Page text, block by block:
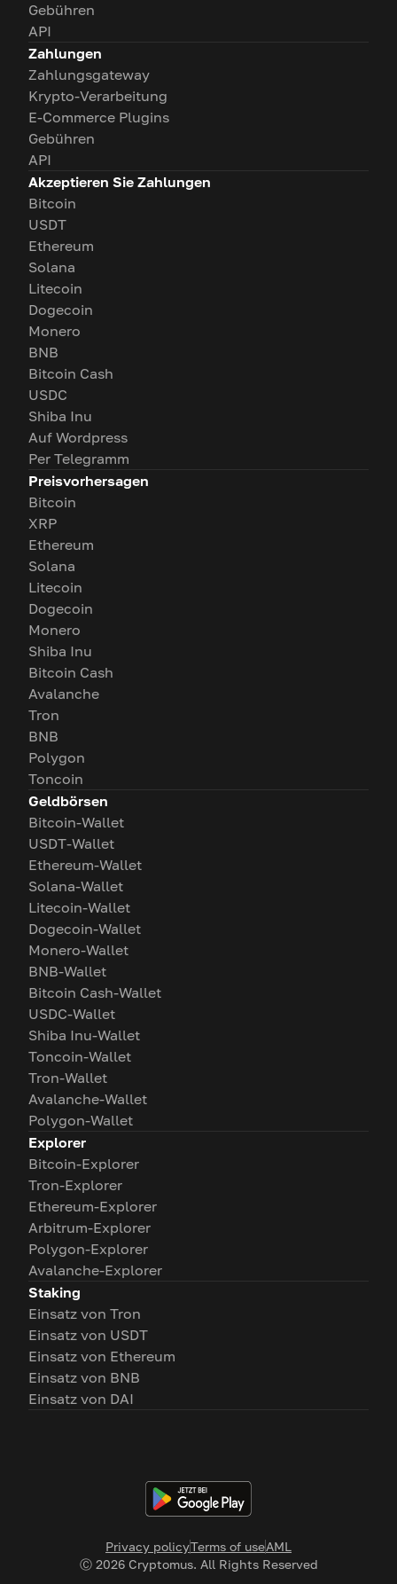
Privacy policyTerms of useAML
Ⓒ 2026Cryptomus. All Rights Reserved
Gebühren
API
Zahlungen
Zahlungsgateway
Krypto-Verarbeitung
E-Commerce Plugins
Gebühren
API
Akzeptieren Sie Zahlungen
Bitcoin
USDT
Ethereum
Solana
Litecoin
Dogecoin
Monero
BNB
Bitcoin Cash
USDC
Shiba Inu
Auf Wordpress
Per Telegramm
Preisvorhersagen
Bitcoin
XRP
Ethereum
Solana
Litecoin
Dogecoin
Monero
Shiba Inu
Bitcoin Cash
Avalanche
Tron
BNB
Polygon
Toncoin
Geldbörsen
Bitcoin-Wallet
USDT-Wallet
Ethereum-Wallet
Solana-Wallet
Litecoin-Wallet
Dogecoin-Wallet
Monero-Wallet
BNB-Wallet
Bitcoin Cash-Wallet
USDC-Wallet
Shiba Inu-Wallet
Toncoin-Wallet
Tron-Wallet
Avalanche-Wallet
Polygon-Wallet
Explorer
Bitcoin-Explorer
Tron-Explorer
Ethereum-Explorer
Arbitrum-Explorer
Polygon-Explorer
Avalanche-Explorer
Staking
Einsatz von Tron
Einsatz von USDT
Einsatz von Ethereum
Einsatz von BNB
Einsatz von DAI